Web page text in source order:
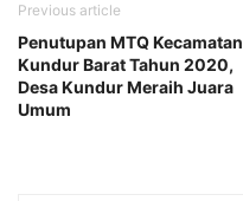
Previous article
Penutupan MTQ Kecamatan
Kundur Barat Tahun 2020,
Desa Kundur Meraih Juara
Umum